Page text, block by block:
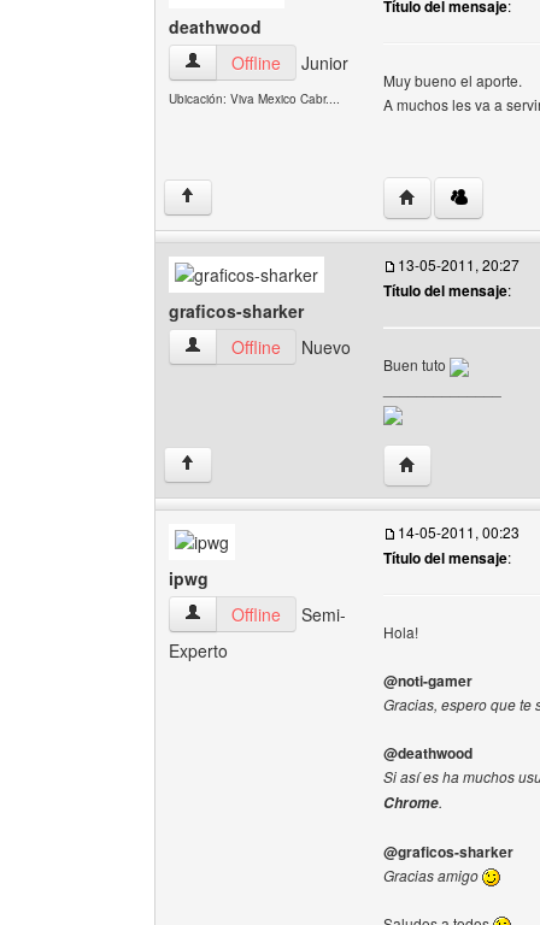
deathwood
deathwood Ver perfil del usuario
Offline Junior
Ubicación: Viva Mexico Cabr....
Título del mensaje:
Muy bueno el aporte.
A muchos les va a
↑ Visitar sitio web
graficos-sharker
graficos-sharker Ver perfil del usuario
Offline Nuevo
13-05-2011, 20:27
Título del mensaje:
Buen tuto
↑ Visitar sitio web
ipwg
ipwg Ver perfil del usuario
Offline
Semi-
Experto
14-05-2011, 00:23
Título del mensaje:
Hola!
@noti-gamer
Gracias, espero que te
@deathwood
Si así es ha muchos
Chrome.
@graficos-sharker
Gracias amigo